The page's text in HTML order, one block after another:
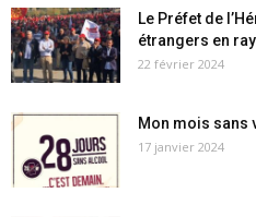
Le Préfet de
étrangers en
22 février 2024
Mon mois sans
17 janvier 2024